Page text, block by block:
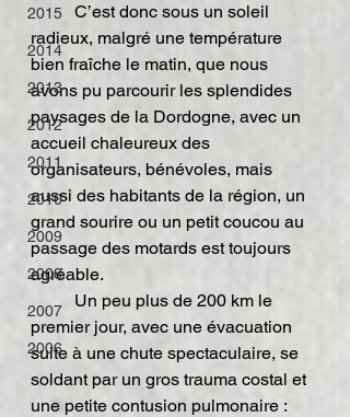
2015
2014
2013
2012
2011
2010
2009
2008
2007
2006
	C’est donc sous un soleil
radieux, malgré une température
bien fraîche le matin, que nous
avons pu parcourir les splendides
paysages de la Dordogne, avec un
accueil chaleureux des
organisateurs, bénévoles, mais
aussi des habitants de la région, un
grand sourire ou un petit coucou au
passage des motards est toujours
agréable.
	Un peu plus de 200 km le
premier jour, avec une évacuation
suite à une chute spectaculaire, se
soldant par un gros trauma costal et
une petite contusion pulmonaire :